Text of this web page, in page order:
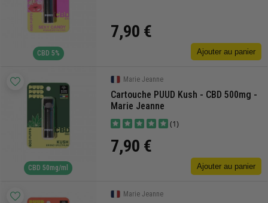
CBD 5%
7,90 €
Ajouter au panier
CBD 50mg/ml
Marie Jeanne
Cartouche PUUD Kush - CBD 500mg -
Marie Jeanne
(1)
7,90 €
Ajouter au panier
Marie Jeanne